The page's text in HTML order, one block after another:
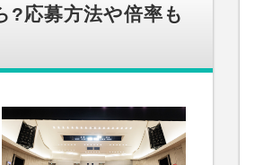
応募方法や倍率も